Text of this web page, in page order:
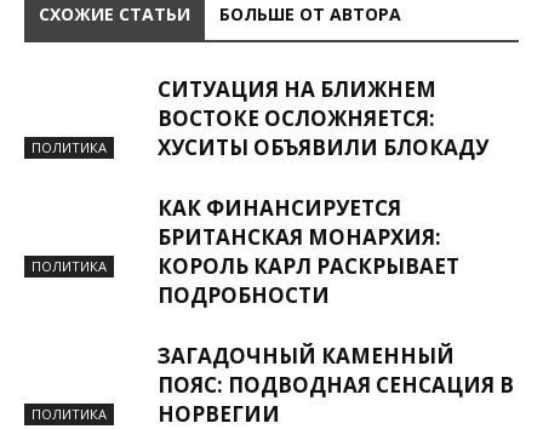
СХОЖИЕ СТАТЬИ БОЛЬШЕ ОТ АВТОРА
ПОЛИТИКА
СИТУАЦИЯ НА БЛИЖНЕМ
ВОСТОКЕ ОСЛОЖНЯЕТСЯ:
ХУСИТЫ ОБЪЯВИЛИ БЛОКАДУ
ПОЛИТИКА
КАК ФИНАНСИРУЕТСЯ
БРИТАНСКАЯ МОНАРХИЯ:
КОРОЛЬ КАРЛ РАСКРЫВАЕТ
ПОДРОБНОСТИ
ПОЛИТИКА
ЗАГАДОЧНЫЙ КАМЕННЫЙ
ПОЯС: ПОДВОДНАЯ СЕНСАЦИЯ В
НОРВЕГИИ